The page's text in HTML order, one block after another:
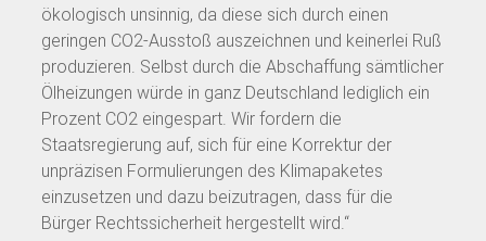
ökologisch unsinnig, da diese sich durch einen
geringen CO2-Ausstoß auszeichnen und keinerlei Ruß
produzieren. Selbst durch die Abschaffung sämtlicher
Ölheizungen würde in ganz Deutschland lediglich ein
Prozent CO2 eingespart. Wir fordern die
Staatsregierung auf, sich für eine Korrektur der
unpräzisen Formulierungen des Klimapaketes
einzusetzen und dazu beizutragen, dass für die
Bürger Rechtssicherheit hergestellt wird.“